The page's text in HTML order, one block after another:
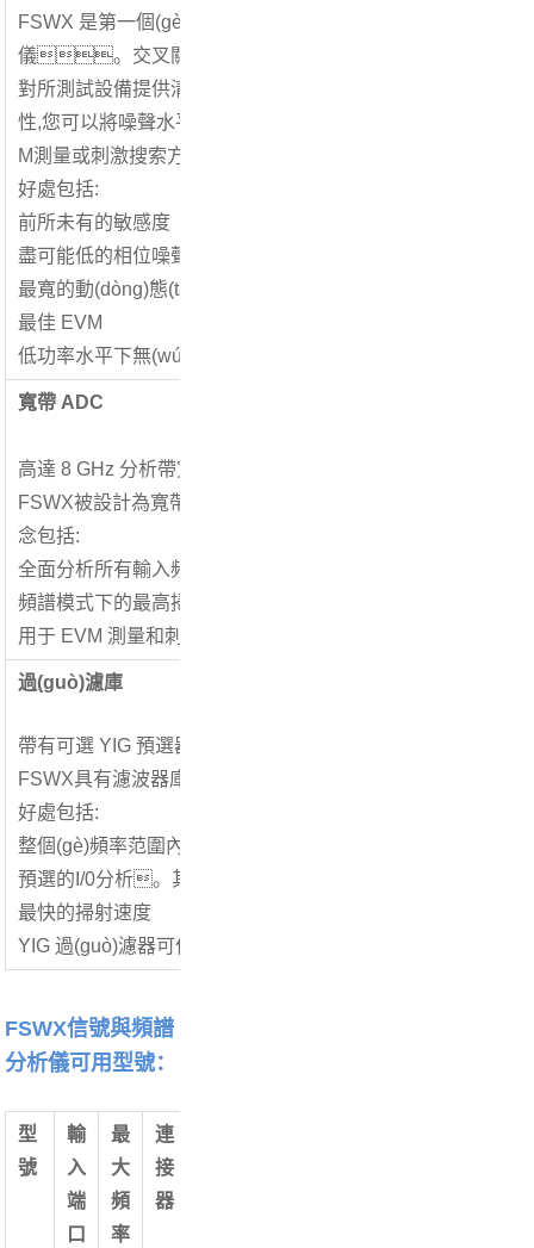
FSWX 是第一個(gè)具有交叉關(guān)聯(lián)的信號和頻譜
儀。交叉關(guān)聯(lián)可消除分析儀的固有噪聲,
對所測試設備提供清晰視圖。通過(guò)交又相關
性,您可以將噪聲水平降低到物理極限,以便在噪聲,相位噪聲和
M測量或刺激搜索方面實(shí)現更高的動(dòng)態(tài)范圍
好處包括:
前所未有的敏感度
盡可能低的相位噪聲
最寬的動(dòng)態(tài)范圍
最佳 EVM
低功率水平下無(wú)與倫比的水平精度
寬帶 ADC
高達 8 GHz 分析帶寬
FSWX被設計為寬帶寬儀器。每個(gè)模擬信號路徑
念包括:
全面分析所有輸入頻率的BW
頻譜模式下的最高掃描速度
用于 EVM 測量和刺激搜索的高動(dòng)態(tài)范圍
過(guò)濾庫
帶有可選 YIG 預選器的默認過(guò)濾器庫
FSWX具有濾波器庫,具有獨立的高通路和低通濾波器,涵蓋
好處包括:
整個(gè)頻率范圍內的最高水平精度
預選的I/0分析。其他頻率的信號被拒絕,并且不會(huì )將
最快的掃射速度
YIG 過(guò)濾器可作為最大動(dòng)態(tài)范圍需求的選項
FSWX信號與頻譜
分析儀可用型號：
型
號
輸
入
端
口
最
大
頻
率
連
接
器